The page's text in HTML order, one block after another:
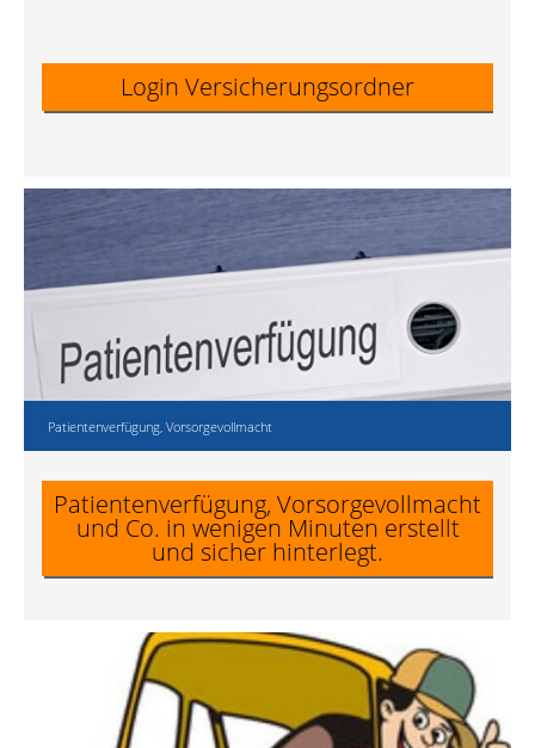
Login Versicherungsordner
Patientenverfügung, Vorsorgevollmacht
Patientenverfügung, Vorsorgevollmacht
und Co. in wenigen Minuten erstellt
und sicher hinterlegt.